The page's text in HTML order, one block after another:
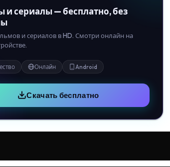
сериалы — бесплатно, без
и сериалов в HD. Смотри онлайн на
Онлайн Android
Скачать бесплатно